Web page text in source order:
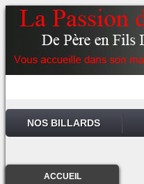
NOS BILLARDS
ACCUEIL